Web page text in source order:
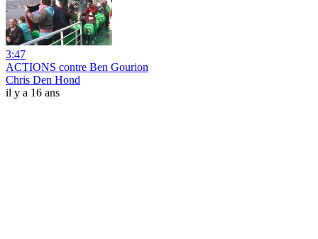
3:47
ACTIONS contre Ben Gourion
Chris Den Hond
il y a 16 ans